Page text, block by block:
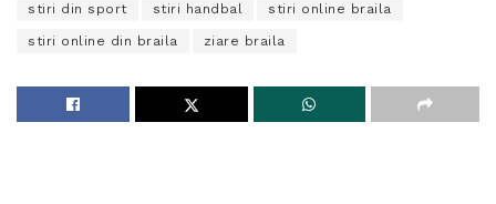
stiri din sport stiri handbal stiri online braila
stiri online din braila ziare braila